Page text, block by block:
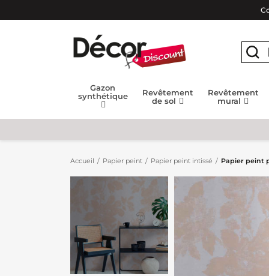
Gazon
synthétique
Revêtement
de sol
Revêtement
mural
Accueil Papier peint Papier peint intissé Papier peint